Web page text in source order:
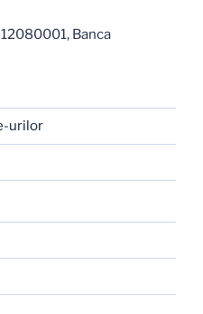
Banca
urilor